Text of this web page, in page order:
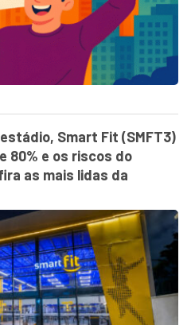
Smart Fit (SMFT3)
80% e os riscos do
as mais lidas da